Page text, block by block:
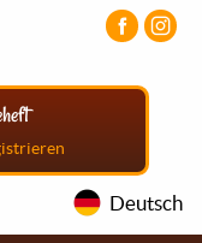
Deutsch